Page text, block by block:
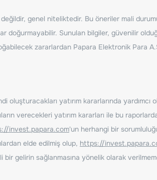
değildir, genel niteliktedir. Bu öneriler mali
doğurmayabilir. Sunulan bilgiler, güvenilir
zararlardan Papara Elektronik Para
yatırım kararlarında yardımcı
verecekleri yatırım kararları ile bu
invest.papara.com'un herhangi bir
elde edilmiş olup, https://
bir gelirin sağlanmasına yönelik olarak